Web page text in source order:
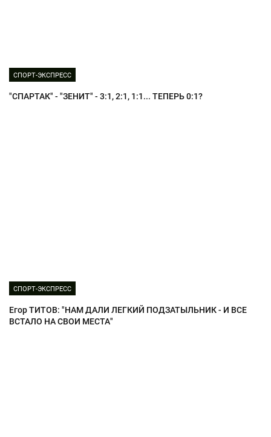
СПОРТ-ЭКСПРЕСС
"СПАРТАК" - "ЗЕНИТ" - 3:1, 2:1, 1:1... ТЕПЕРЬ 0:1?
СПОРТ-ЭКСПРЕСС
Егор ТИТОВ: "НАМ ДАЛИ ЛЕГКИЙ ПОДЗАТЫЛЬНИК - И ВСЕ
ВСТАЛО НА СВОИ МЕСТА"